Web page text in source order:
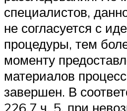
специалистов,
не согласуется с
процедуры, тем
моменту
материалов
завершен. В
226.7 ч. 5, при